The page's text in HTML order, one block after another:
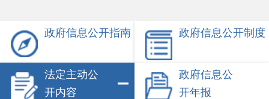
政府信息公开指南 政府信息公开制度
法定主动公
开内容
政府信息公
开年报